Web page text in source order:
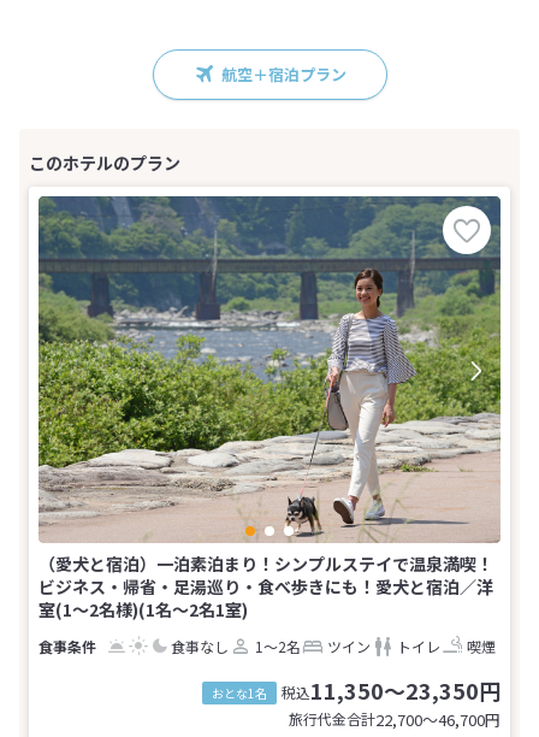
航空＋宿泊プラン
（愛犬と宿泊）一泊素泊まり！シンプルステイで温泉満喫！
ビジネス・帰省・足湯巡り・食べ歩きにも！愛犬と宿泊／洋
室(1～2名様)(1名～2名1室)
食事なし 1～2名 ツイン トイレ 喫煙
おとな1名 税込11,350～23,350円
旅行代金合計22,700〜46,700円